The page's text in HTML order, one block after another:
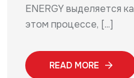
ENERGY выделяется
этом процессе, [...]
READ MORE